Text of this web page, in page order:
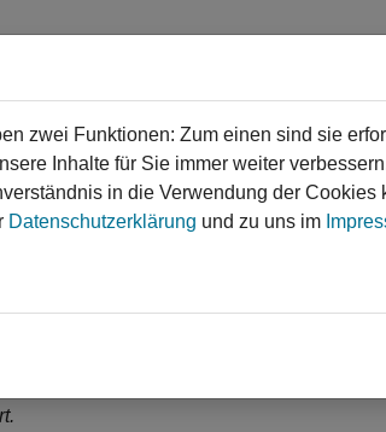
❯ Service ❯ Login Kontakt
des
sind in vielen Gemeinden ein
zwei Funktionen: Zum einen sind sie
Inhalte für Sie immer weiter
in die Verwendung der
Datenschutzerklärung und zu uns im